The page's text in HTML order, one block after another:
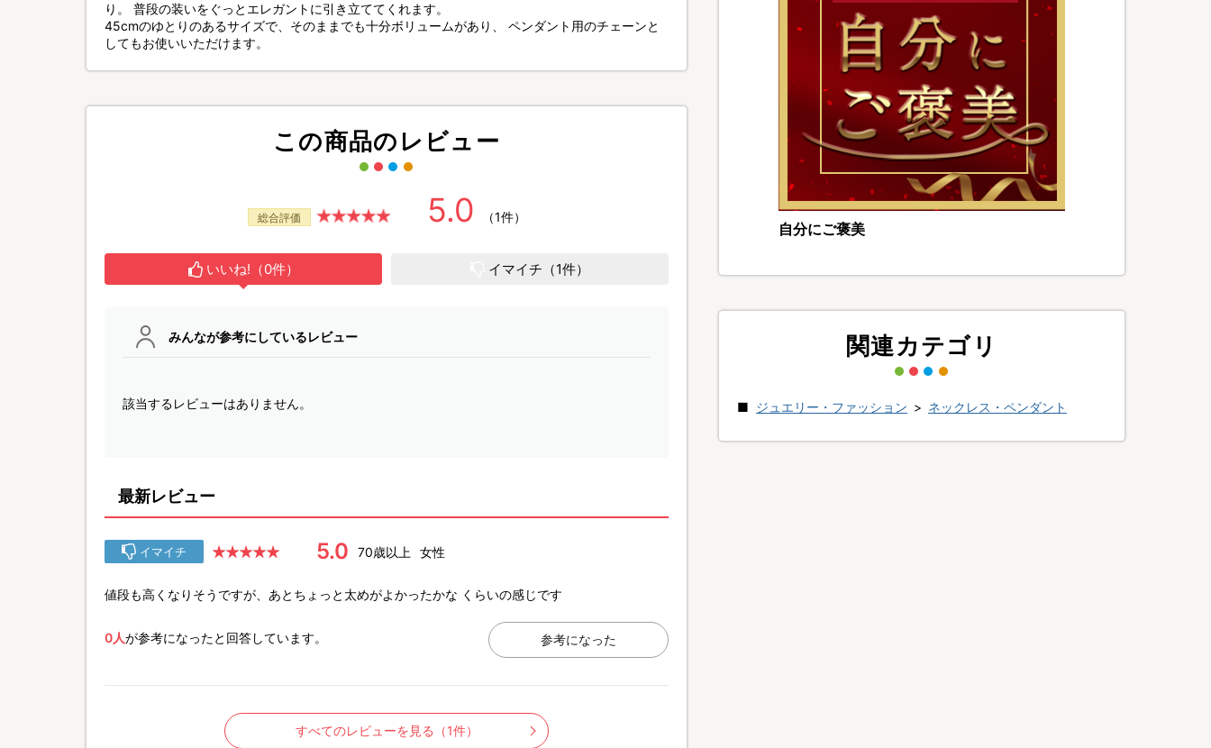
り。 普段の装いをぐっとエレガントに引き立ててくれます。
45cmのゆとりのあるサイズで、そのままでも十分ボリュームがあり、 ペンダント用のチェーンと
してもお使いいただけます。
この商品のレビュー
総合評価 5.0 （1件）
いいね!（0件） イマイチ（1件）
みんなが参考にしているレビュー
該当するレビューはありません。
最新レビュー
イマイチ 5.0 70歳以上 女性
値段も高くなりそうですが、あとちょっと太めがよかったかな くらいの感じです
0人が参考になったと回答しています。 参考になった
すべてのレビューを見る（1件）
自分にご褒美
関連カテゴリ
ジュエリー・ファッション > ネックレス・ペンダント